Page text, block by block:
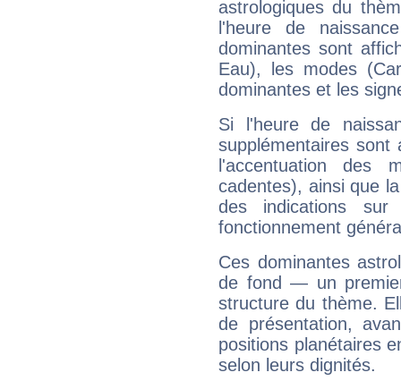
astrologiques du
l'heure de
dominantes sont
Eau), les modes
dominantes et les
Si l'heure de
supplémentaires sont
l'accentuation des
cadentes), ainsi que
des indications sur
fonctionnement
Ces dominantes
de fond — un
structure du thème.
de présentation,
positions planétaires
selon leurs dignités.